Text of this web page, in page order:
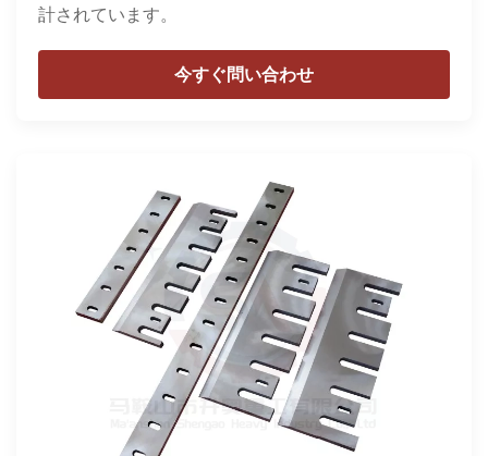
計されています。
今すぐ問い合わせ